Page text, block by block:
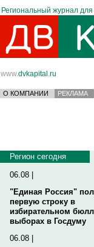
Региональный журнал для
www.dvkapital.ru
О КОМПАНИИ РЕКЛАМА
Регион сегодня
06.08 |
"Единая Россия"
первую строку в
избирательном
выборах в Госдуму
06.08 |